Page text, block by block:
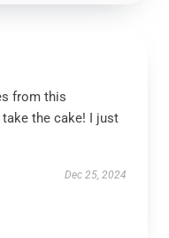
from this
the cake! I just
Dec 25, 2024